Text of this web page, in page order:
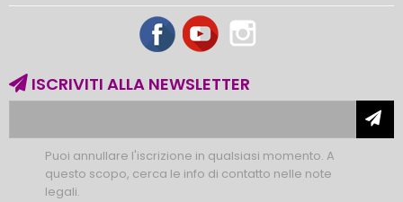
FacebookYouTube
ISCRIVITI ALLA NEWSLETTER
Puoi annullare l'iscrizione in qualsiasi momento. A
questo scopo, cerca le info di contatto nelle note
legali.